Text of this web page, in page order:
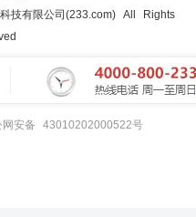
技有限公司(233.com)All Rights
网安备 43010202000522号